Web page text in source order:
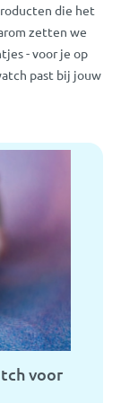
die het
zetten we
- voor je op
past bij jouw
voor